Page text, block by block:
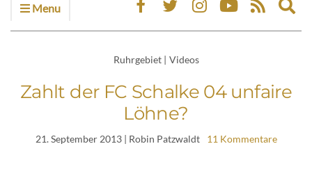
Menu
Ruhrgebiet | Videos
Zahlt der FC Schalke 04 unfaire
Löhne?
21. September 2013| Robin Patzwaldt 11 Kommentare